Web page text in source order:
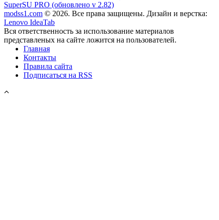
SuperSU PRO (обновлено v 2.82)
modss1.com © 2026. Все права защищены. Дизайн и верстка:
Lenovo IdeaTab
Вся ответственность за использование материалов
представленых на сайте ложится на пользователей.
Главная
Контакты
Правила сайта
Подписаться на RSS